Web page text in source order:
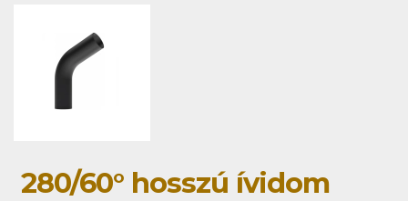
280/60° hosszú ívidom